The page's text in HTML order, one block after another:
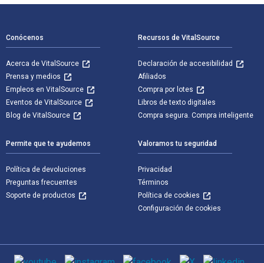
Conócenos
Acerca de VitalSource
Prensa y medios
Empleos en VitalSource
Eventos de VitalSource
Blog de VitalSource
Recursos de VitalSource
Declaración de accesibilidad
Afiliados
Compra por lotes
Libros de texto digitales
Compra segura. Compra inteligente
Permite que te ayudemos
Política de devoluciones
Preguntas frecuentes
Soporte de productos
Valoramos tu seguridad
Privacidad
Términos
Política de cookies
Configuración de cookies
Medios de comunicación social